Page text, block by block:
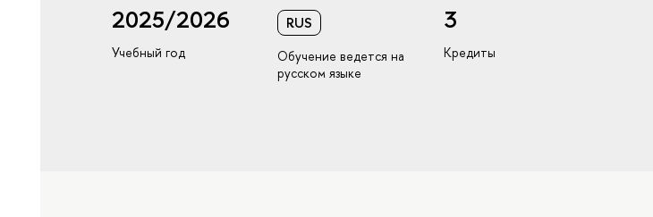
2025/2026
Учебный год
RUS
Обучение ведется на
русском языке
3
Кредиты